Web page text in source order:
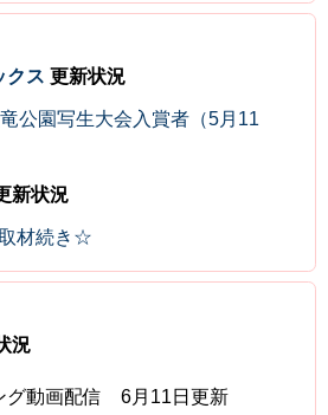
クス 更新状況
公園写生大会入賞者（5月11
新状況
材続き☆
況
グ動画配信 6月11日更新